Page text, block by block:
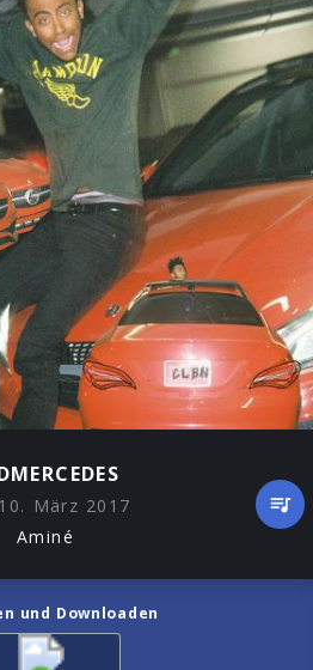
10. März 2017
Aminé
und Downloaden